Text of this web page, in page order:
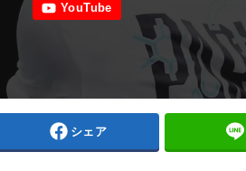
シェア